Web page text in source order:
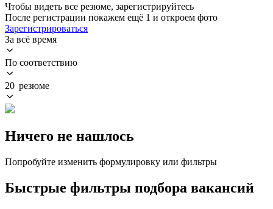
Чтобы видеть все резюме, зарегистрируйтесь
После регистрации покажем ещё 1 и откроем фото
Зарегистрироваться
За всё время
По соответствию
20 резюме
Ничего не нашлось
Попробуйте изменить формулировку или фильтры
Быстрые фильтры подбора вакансий